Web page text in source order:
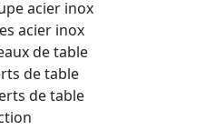
acier inox
acier inox
de table
de table
de table